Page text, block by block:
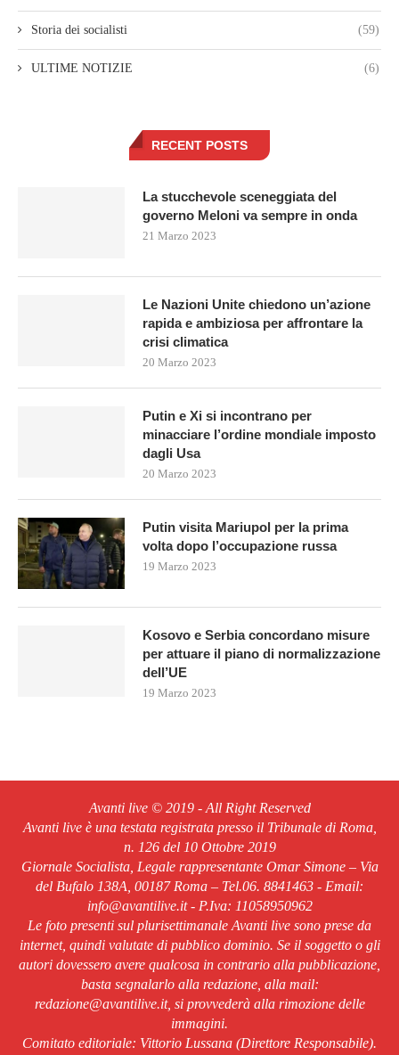
Storia dei socialisti (59)
ULTIME NOTIZIE (6)
RECENT POSTS
La stucchevole sceneggiata del
governo Meloni va sempre in onda
21 Marzo 2023
Le Nazioni Unite chiedono un’azione
rapida e ambiziosa per affrontare la
crisi climatica
20 Marzo 2023
Putin e Xi si incontrano per
minacciare l’ordine mondiale imposto
dagli Usa
20 Marzo 2023
Putin visita Mariupol per la prima
volta dopo l’occupazione russa
19 Marzo 2023
Kosovo e Serbia concordano misure
per attuare il piano di normalizzazione
dell’UE
19 Marzo 2023
Avanti live © 2019 - All Right Reserved
Avanti live è una testata registrata presso il Tribunale di Roma,
n. 126 del 10 Ottobre 2019
Giornale Socialista, Legale rappresentante Omar Simone – Via
del Bufalo 138A, 00187 Roma – Tel.06. 8841463 - Email:
info@avantilive.it - P.Iva: 11058950962
Le foto presenti sul plurisettimanale Avanti live sono prese da
internet, quindi valutate di pubblico dominio. Se il soggetto o gli
autori dovessero avere qualcosa in contrario alla pubblicazione,
basta segnalarlo alla redazione, alla mail:
redazione@avantilive.it, si provvederà alla rimozione delle
immagini.
Comitato editoriale: Vittorio Lussana (Direttore Responsabile).